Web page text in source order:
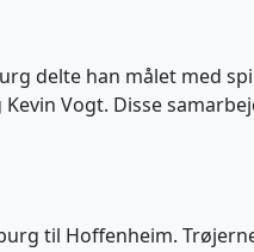
delte han målet med
Vogt. Disse
til Hoffenheim.